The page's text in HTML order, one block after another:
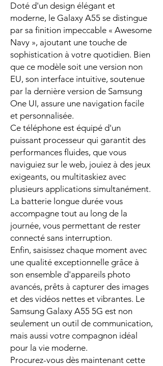
Doté d'un design élégant et
moderne, le Galaxy A55 se distingue
par sa finition impeccable « Awesome
Navy », ajoutant une touche de
sophistication à votre quotidien. Bien
que ce modèle soit une version non
EU, son interface intuitive, soutenue
par la dernière version de Samsung
One UI, assure une navigation facile
et personnalisée.
Ce téléphone est équipé d'un
puissant processeur qui garantit des
performances fluides, que vous
naviguiez sur le web, jouiez à des jeux
exigeants, ou multitaskiez avec
plusieurs applications simultanément.
La batterie longue durée vous
accompagne tout au long de la
journée, vous permettant de rester
connecté sans interruption.
Enfin, saisissez chaque moment avec
une qualité exceptionnelle grâce à
son ensemble d'appareils photo
avancés, prêts à capturer des images
et des vidéos nettes et vibrantes. Le
Samsung Galaxy A55 5G est non
seulement un outil de communication,
mais aussi votre compagnon idéal
pour la vie moderne.
Procurez-vous dès maintenant cette